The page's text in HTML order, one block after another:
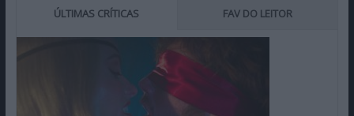
ÚLTIMAS CRÍTICAS FAV DO LEITOR